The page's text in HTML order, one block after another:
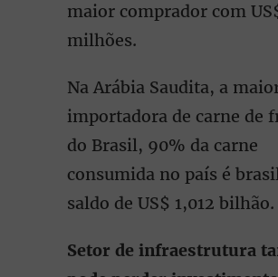
maior comprador com
milhões.
Na Arábia Saudita, a
importadora de carne de
do Brasil, 90% da carne
consumida no país é
saldo de US$ 1,012 bilhão.
Setor de infraestrutura